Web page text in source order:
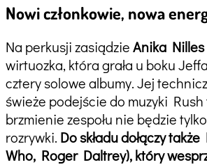
Nowi członkowie, nowa
Na perkusji zasiądzieAnika Nilles
wirtuozka, która grała u boku
cztery solowe albumy. Jej
świeże podejście do muzyki
brzmienie zespołu nie będzie
rozrywki. Do składu dołączy
Who, Roger Daltrey), który